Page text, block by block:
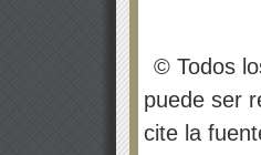
© Todos
puede ser
cite la